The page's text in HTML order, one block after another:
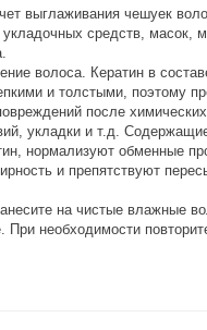
выглаживания чешуек
укладочных средств, масок,
волоса. Кератин в
и толстыми, поэтому
после
укладки и т.д.
нормализуют обменные
и препятствуют
на чистые влажные
При необходимости